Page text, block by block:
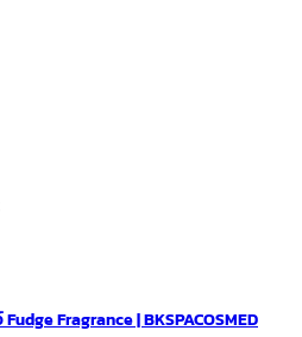
Fragrance | BKSPACOSMED